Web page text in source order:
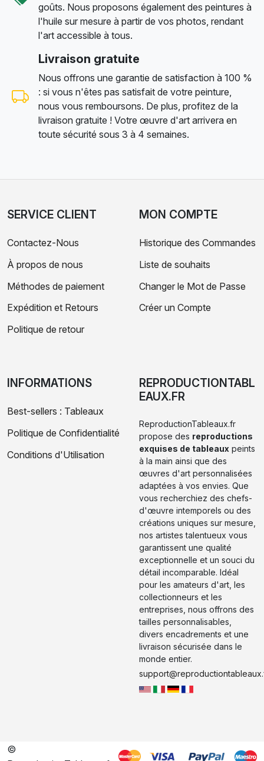
goûts. Nous proposons également des peintures à
l'huile sur mesure à partir de vos photos, rendant
l'art accessible à tous.
Livraison gratuite
Nous offrons une garantie de satisfaction à 100 %
: si vous n'êtes pas satisfait de votre peinture,
nous vous remboursons. De plus, profitez de la
livraison gratuite ! Votre œuvre d'art arrivera en
toute sécurité sous 3 à 4 semaines.
SERVICE CLIENT
Contactez-Nous
À propos de nous
Méthodes de paiement
Expédition et Retours
Politique de retour
MON COMPTE
Historique des Commandes
Liste de souhaits
Changer le Mot de Passe
Créer un Compte
INFORMATIONS
Best-sellers : Tableaux
Politique de Confidentialité
Conditions d'Utilisation
REPRODUCTIONTABL
EAUX.FR
ReproductionTableaux.fr
propose des reproductions
exquises de tableaux peints
à la main ainsi que des
œuvres d'art personnalisées
adaptées à vos envies. Que
vous recherchiez des chefs-
d'œuvre intemporels ou des
créations uniques sur mesure,
nos artistes talentueux vous
garantissent une qualité
exceptionnelle et un souci du
détail incomparable. Idéal
pour les amateurs d'art, les
collectionneurs et les
entreprises, nous offrons des
tailles personnalisables,
divers encadrements et une
livraison sécurisée dans le
monde entier.
©